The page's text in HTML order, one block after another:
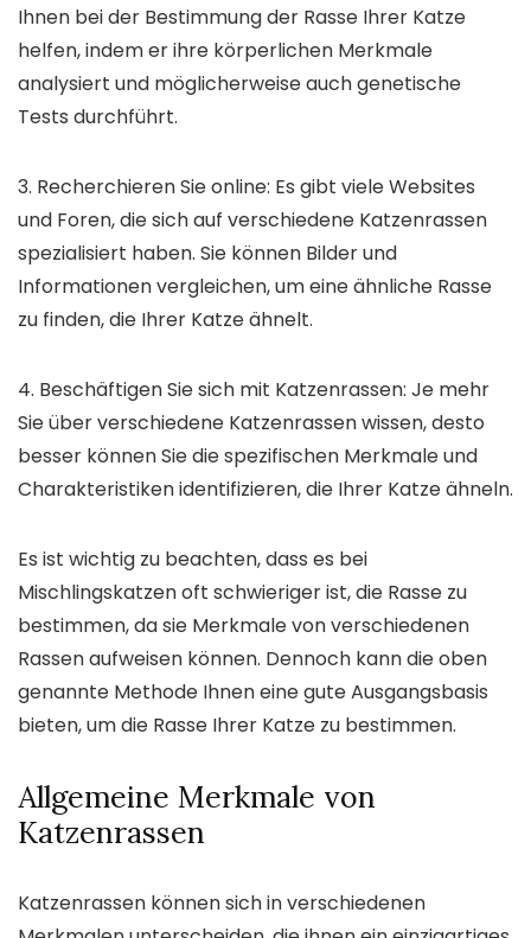
Ihnen bei der Bestimmung der Rasse Ihrer Katze
helfen, indem er ihre körperlichen Merkmale
analysiert und möglicherweise auch genetische
Tests durchführt.
3. Recherchieren Sie online: Es gibt viele Websites
und Foren, die sich auf verschiedene Katzenrassen
spezialisiert haben. Sie können Bilder und
Informationen vergleichen, um eine ähnliche Rasse
zu finden, die Ihrer Katze ähnelt.
4. Beschäftigen Sie sich mit Katzenrassen: Je mehr
Sie über verschiedene Katzenrassen wissen, desto
besser können Sie die spezifischen Merkmale und
Charakteristiken identifizieren, die Ihrer Katze ähneln.
Es ist wichtig zu beachten, dass es bei
Mischlingskatzen oft schwieriger ist, die Rasse zu
bestimmen, da sie Merkmale von verschiedenen
Rassen aufweisen können. Dennoch kann die oben
genannte Methode Ihnen eine gute Ausgangsbasis
bieten, um die Rasse Ihrer Katze zu bestimmen.
Allgemeine Merkmale von
Katzenrassen
Katzenrassen können sich in verschiedenen